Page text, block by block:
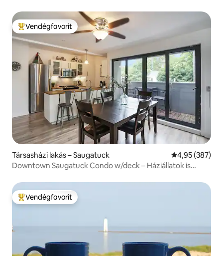
Kiemelt vendégfavorit
Vendégfavorit
Társasházi lakás – Saugatuck Átlagos
4,95 (387)
Downtown Saugatuck Condo w/deck – Háziállatok is
Kiemelt vendégfavorit
Vendégfavorit